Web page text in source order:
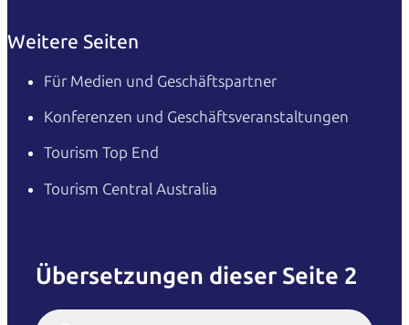
Weitere Seiten
Für Medien und Geschäftspartner
Konferenzen und Geschäftsveranstaltungen
Tourism Top End
Tourism Central Australia
Übersetzungen dieser Seite 2
Italiano